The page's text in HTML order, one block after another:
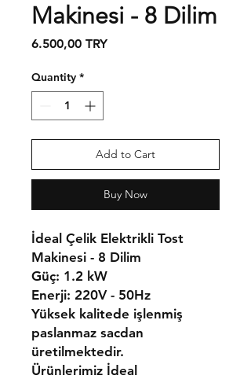
Makinesi - 8 Dilim
6.500,00 TRYPrice
Quantity *
Add to Cart
Buy Now
İdeal Çelik Elektrikli Tost
Makinesi - 8 Dilim
Güç: 1.2 kW
Enerji: 220V - 50Hz
Yüksek kalitede işlenmiş
paslanmaz sacdan
üretilmektedir.
Ürünlerimiz İdeal